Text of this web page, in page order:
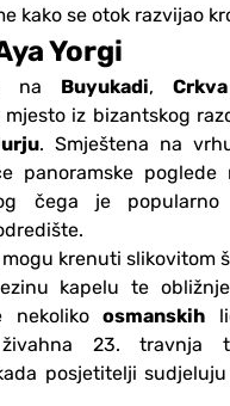
kako se otok razvijao
Yorgi
na Buyukadi,
mjesto iz bizantskog
. Smještena na
panoramske
čega je popularno
krenuti slikovitom
kapelu te
nekolikoosmanskih
23. travnja
posjetitelji